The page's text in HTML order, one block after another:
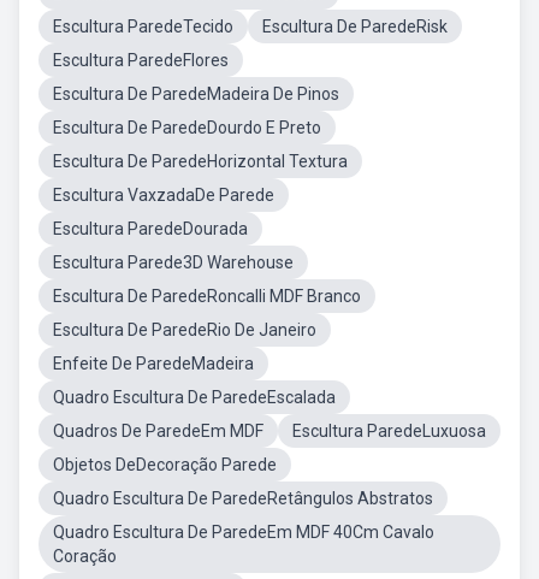
Escultura ParedeTecido
Escultura De ParedeRisk
Escultura ParedeFlores
Escultura De ParedeMadeira De Pinos
Escultura De ParedeDourdo E Preto
Escultura De ParedeHorizontal Textura
Escultura VaxzadaDe Parede
Escultura ParedeDourada
Escultura Parede3D Warehouse
Escultura De ParedeRoncalli MDF Branco
Escultura De ParedeRio De Janeiro
Enfeite De ParedeMadeira
Quadro Escultura De ParedeEscalada
Quadros De ParedeEm MDF
Escultura ParedeLuxuosa
Objetos DeDecoração Parede
Quadro Escultura De ParedeRetângulos Abstratos
Quadro Escultura De ParedeEm MDF 40Cm Cavalo
Coração